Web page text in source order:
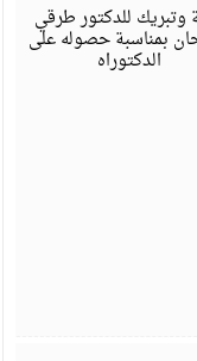
وتبريك للدكتور طرقي
بمناسبة حصوله على
الدكتوراه